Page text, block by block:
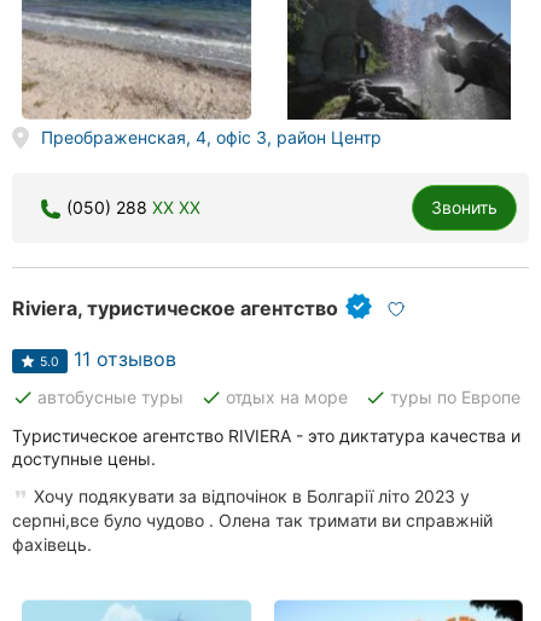
Преображенская, 4, офіс 3, район Центр
(050) 288 XX XX Звонить
Riviera, туристическое агентство
5.0 11 отзывов
done автобусные туры done отдых на море done туры по Европе
Туристическое агентство RIVIERA - это диктатура качества и
доступные цены.
Хочу подякувати за відпочінок в Болгарії літо 2023 у
серпні,все було чудово . Олена так тримати ви справжній
фахівець.